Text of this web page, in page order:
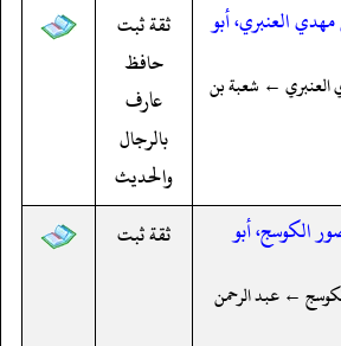
العنبري، أبو
العنبري ← شعبة بن
ثقة ثبت
حافظ
عارف
بالرجال
والحديث
الكوسج، أبو
← عبد الرحمن
ثقة ثبت